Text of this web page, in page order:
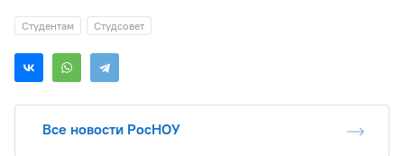
Студентам Студсовет
Все новости РосНОУ